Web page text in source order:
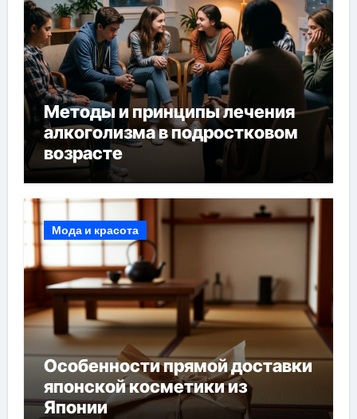
Методы и принципы лечения
алкоголизма в подростковом
возрасте
Мода и красота
Особенности прямой доставки
японской косметики из
Японии